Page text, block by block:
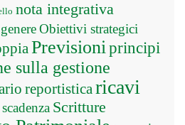
nota integrativa
Obiettivi strategici
Previsioniprincipi
sulla gestione
reportisticaricavi
scadenza Scritture